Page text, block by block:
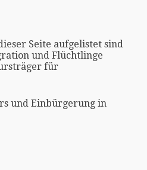
Seite aufgelistet sind
und Flüchtlinge
für
und Einbürgerung in